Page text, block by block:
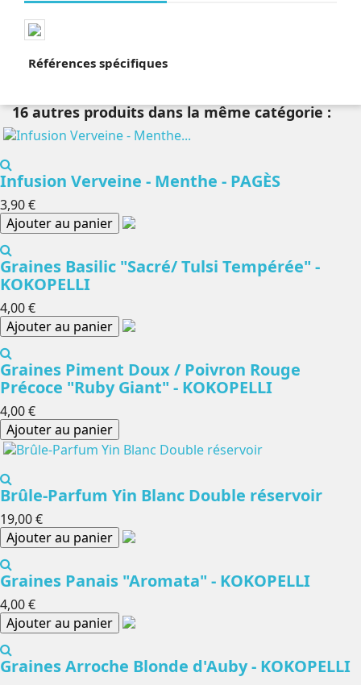
Références spécifiques
16 autres produits dans la même catégorie :
Infusion Verveine - Menthe - PAGÈS
3,90 €
Ajouter au panier
Graines Basilic "Sacré/ Tulsi Tempérée" -
KOKOPELLI
4,00 €
Ajouter au panier
Graines Piment Doux / Poivron Rouge
Précoce "Ruby Giant" - KOKOPELLI
4,00 €
Ajouter au panier
Brûle-Parfum Yin Blanc Double réservoir
19,00 €
Ajouter au panier
Graines Panais "Aromata" - KOKOPELLI
4,00 €
Ajouter au panier
Graines Arroche Blonde d'Auby - KOKOPELLI